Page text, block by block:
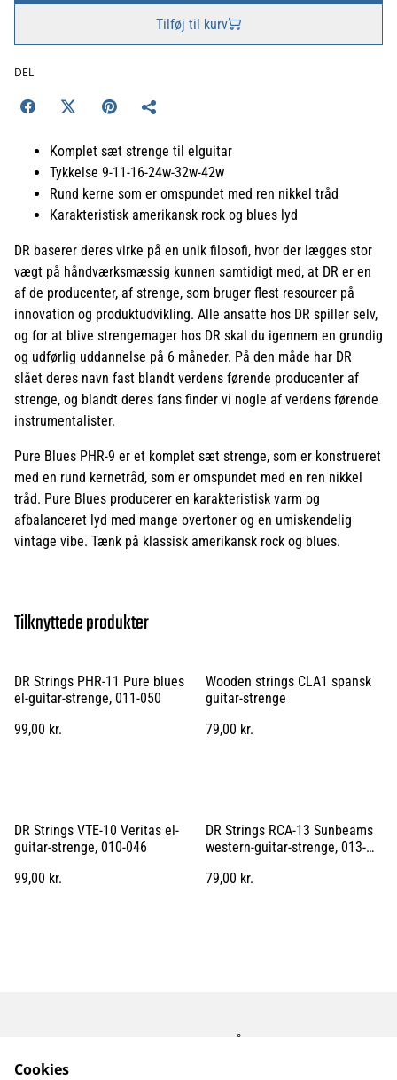
Tilføj til kurv
DEL
Komplet sæt strenge til elguitar
Tykkelse 9-11-16-24w-32w-42w
Rund kerne som er omspundet med ren nikkel tråd
Karakteristisk amerikansk rock og blues lyd
DR baserer deres virke på en unik filosofi, hvor der lægges stor
vægt på håndværksmæssig kunnen samtidigt med, at DR er en
af de producenter, af strenge, som bruger flest resourcer på
innovation og produktudvikling. Alle ansatte hos DR spiller selv,
og for at blive strengemager hos DR skal du igennem en grundig
og udførlig uddannelse på 6 måneder. På den måde har DR
slået deres navn fast blandt verdens førende producenter af
strenge, og blandt deres fans finder vi nogle af verdens førende
instrumentalister.
Pure Blues PHR-9 er et komplet sæt strenge, som er konstrueret
med en rund kernetråd, som er omspundet med en ren nikkel
tråd. Pure Blues producerer en karakteristisk varm og
afbalanceret lyd med mange overtoner og en umiskendelig
vintage vibe. Tænk på klassisk amerikansk rock og blues.
Tilknyttede produkter
DR Strings PHR-11 Pure blues
el-guitar-strenge, 011-050
99,00 kr.
Wooden strings CLA1 spansk
guitar-strenge
79,00 kr.
DR Strings VTE-10 Veritas el-
guitar-strenge, 010-046
99,00 kr.
DR Strings RCA-13 Sunbeams
western-guitar-strenge, 013-
79,00 kr.
Kontakt os
Åbningstider
Cookies